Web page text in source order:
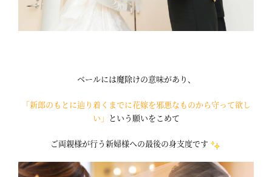
ベールには魔除けの意味があり、
「新郎のもとに辿り着くまでに花嫁を邪悪なものから守って欲し
い」 という願いをこめて
ご両親様が行う新婦様への最後の身支度です